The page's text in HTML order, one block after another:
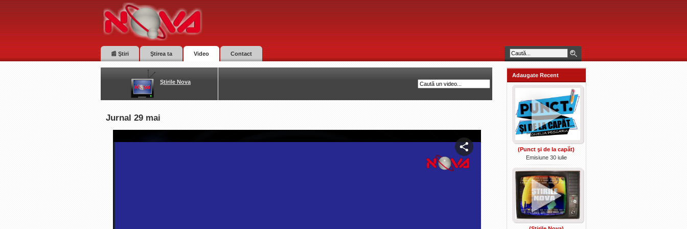
📰 Ştiri Ştirea ta Video Contact
Ştirile Nova
Jurnal 29 mai
Adaugate Recent
(Punct şi de la capăt)
Emisiune 30 iulie